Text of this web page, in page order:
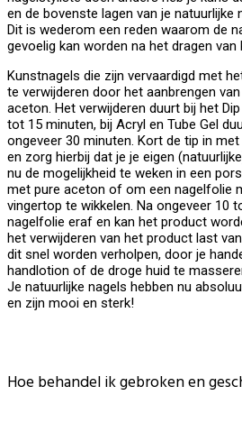
en de bovenste lagen van je natuurlijke
Dit is wederom een reden waarom de
gevoelig kan worden na het dragen van
Kunstnagels die zijn vervaardigd met
te verwijderen door het aanbrengen
aceton. Het verwijderen duurt bij het
tot 15 minuten, bij Acryl en Tube Gel
ongeveer 30 minuten. Kort de tip in
en zorg hierbij dat je je eigen
nu de mogelijkheid te weken in een
met pure aceton of om een nagelfolie
vingertop te wikkelen. Na ongeveer 10
nagelfolie eraf en kan het product
het verwijderen van het product last
dit snel worden verholpen, door je
handlotion of de droge huid te
Je natuurlijke nagels hebben nu
en zijn mooi en sterk!
Hoe behandel ik gebroken en